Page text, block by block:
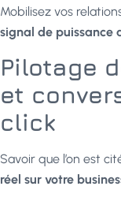
Mobilisez vos
signal de puissance
Pilotage
et
click
Savoir que l’on est
réel sur votre